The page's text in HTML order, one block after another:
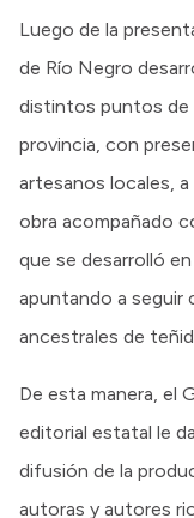
Luego de la
de Río Negro
distintos puntos de
provincia, con
artesanos locales,
obra acompañado
que se desarrolló
apuntando a seguir
ancestrales de
De esta manera, el
editorial estatal le
difusión de la
autoras y autores